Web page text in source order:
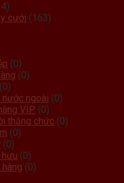
cưới (163)
(0)
(0)
(0)
ngoài (0)
VIP (0)
thăng chức (0)
(0)
(0)
(0)
hàng (0)